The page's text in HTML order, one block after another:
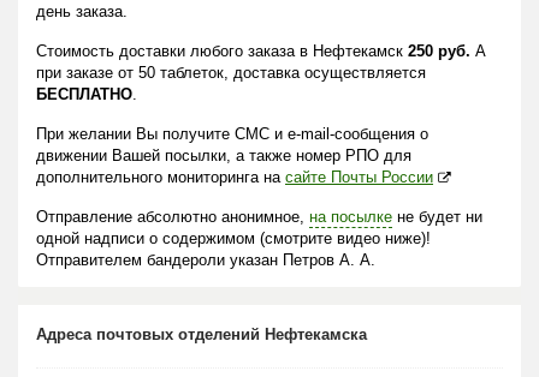
день заказа.
Стоимость доставки любого заказа в Нефтекамск 250 руб. А
при заказе от 50 таблеток, доставка осуществляется
БЕСПЛАТНО.
При желании Вы получите СМС и e-mail-сообщения о
движении Вашей посылки, а также номер РПО для
дополнительного мониторинга на сайте Почты России
Отправление абсолютно анонимное, на посылке не будет ни
одной надписи о содержимом (смотрите видео ниже)!
Отправителем бандероли указан Петров А. А.
Адреса почтовых отделений Нефтекамска